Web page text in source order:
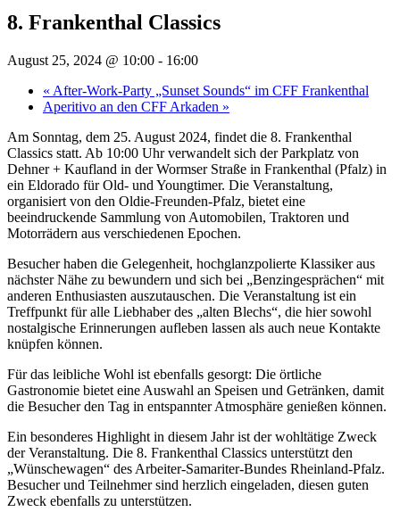
8. Frankenthal Classics
August 25, 2024 @ 10:00 - 16:00
« After-Work-Party „Sunset Sounds“ im CFF Frankenthal
Aperitivo an den CFF Arkaden »
Am Sonntag, dem 25. August 2024, findet die 8. Frankenthal
Classics statt. Ab 10:00 Uhr verwandelt sich der Parkplatz von
Dehner + Kaufland in der Wormser Straße in Frankenthal (Pfalz) in
ein Eldorado für Old- und Youngtimer. Die Veranstaltung,
organisiert von den Oldie-Freunden-Pfalz, bietet eine
beeindruckende Sammlung von Automobilen, Traktoren und
Motorrädern aus verschiedenen Epochen.
Besucher haben die Gelegenheit, hochglanzpolierte Klassiker aus
nächster Nähe zu bewundern und sich bei „Benzingesprächen“ mit
anderen Enthusiasten auszutauschen. Die Veranstaltung ist ein
Treffpunkt für alle Liebhaber des „alten Blechs“, die hier sowohl
nostalgische Erinnerungen aufleben lassen als auch neue Kontakte
knüpfen können.
Für das leibliche Wohl ist ebenfalls gesorgt: Die örtliche
Gastronomie bietet eine Auswahl an Speisen und Getränken, damit
die Besucher den Tag in entspannter Atmosphäre genießen können.
Ein besonderes Highlight in diesem Jahr ist der wohltätige Zweck
der Veranstaltung. Die 8. Frankenthal Classics unterstützt den
„Wünschewagen“ des Arbeiter-Samariter-Bundes Rheinland-Pfalz.
Besucher und Teilnehmer sind herzlich eingeladen, diesen guten
Zweck ebenfalls zu unterstützen.